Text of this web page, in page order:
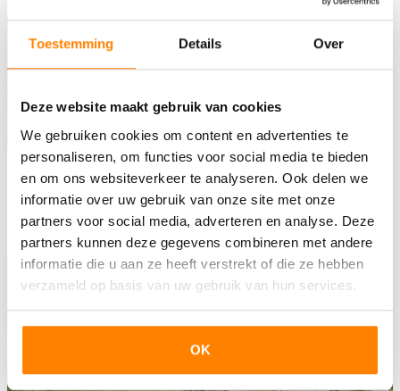
Toestemming Details Over
Deze website maakt gebruik van cookies
We gebruiken cookies om content en advertenties te
personaliseren, om functies voor social media te bieden
en om ons websiteverkeer te analyseren. Ook delen we
informatie over uw gebruik van onze site met onze
partners voor social media, adverteren en analyse. Deze
partners kunnen deze gegevens combineren met andere
informatie die u aan ze heeft verstrekt of die ze hebben
verzameld op basis van uw gebruik van hun services.
OK
Meer informatie